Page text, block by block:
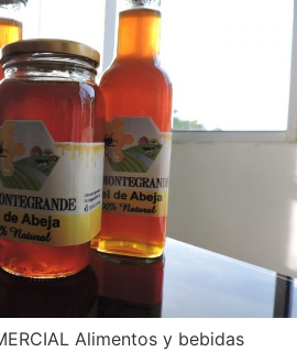
Alimentos y bebidas